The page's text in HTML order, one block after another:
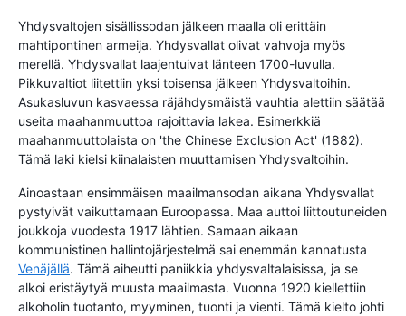
Yhdysvaltojen sisällissodan jälkeen maalla oli erittäin
mahtipontinen armeija. Yhdysvallat olivat vahvoja myös
merellä. Yhdysvallat laajentuivat länteen 1700-luvulla.
Pikkuvaltiot liitettiin yksi toisensa jälkeen Yhdysvaltoihin.
Asukasluvun kasvaessa räjähdysmäistä vauhtia alettiin säätää
useita maahanmuuttoa rajoittavia lakea. Esimerkkiä
maahanmuuttolaista on 'the Chinese Exclusion Act' (1882).
Tämä laki kielsi kiinalaisten muuttamisen Yhdysvaltoihin.
Ainoastaan ensimmäisen maailmansodan aikana Yhdysvallat
pystyivät vaikuttamaan Euroopassa. Maa auttoi liittoutuneiden
joukkoja vuodesta 1917 lähtien. Samaan aikaan
kommunistinen hallintojärjestelmä sai enemmän kannatusta
Venäjällä. Tämä aiheutti paniikkia yhdysvaltalaisissa, ja se
alkoi eristäytyä muusta maailmasta. Vuonna 1920 kiellettiin
alkoholin tuotanto, myyminen, tuonti ja vienti. Tämä kielto johti